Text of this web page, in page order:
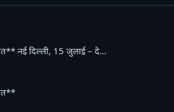
नई दिल्ली, 15 जुलाई – दे…